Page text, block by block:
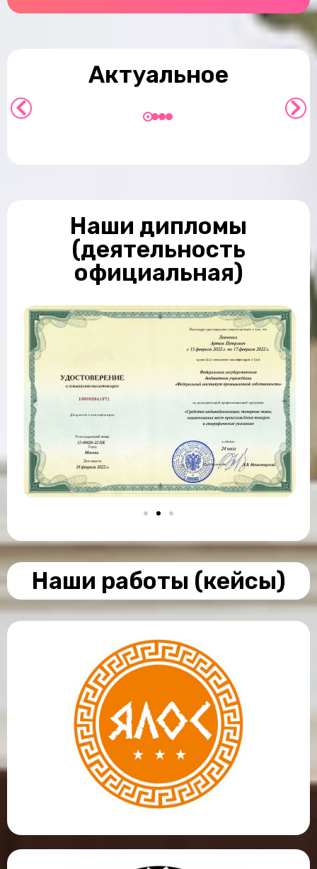
Актуальное
Кто может зарегистрировать товарный
Наши дипломы
(деятельность
официальная)
Наши работы (кейсы)